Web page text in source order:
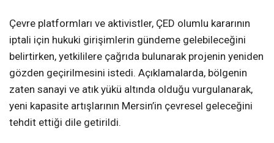
Çevre platformları ve aktivistler, ÇED olumlu kararının
iptali için hukuki girişimlerin gündeme gelebileceğini
belirtirken, yetkililere çağrıda bulunarak projenin yeniden
gözden geçirilmesini istedi. Açıklamalarda, bölgenin
zaten sanayi ve atık yükü altında olduğu vurgulanarak,
yeni kapasite artışlarının Mersin’in çevresel geleceğini
tehdit ettiği dile getirildi.